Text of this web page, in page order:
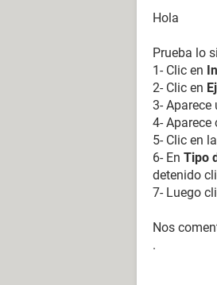
Hola
Prueba lo
1- Clic en
2- Clic en
3- Aparece
4- Aparece
5- Clic en
6- En Tipo
detenido
7- Luego
Nos
.